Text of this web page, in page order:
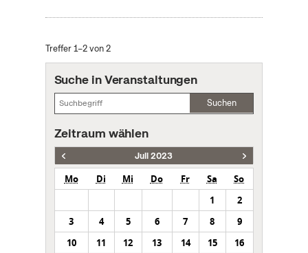
Treffer 1–2 von 2
Suche in Veranstaltungen
Suchen
Zeitraum wählen
Juli 2023
Mo Di Mi Do Fr Sa
So
1
2
3
4 5 6 7 8
9
10
11 12 13 14 15
16